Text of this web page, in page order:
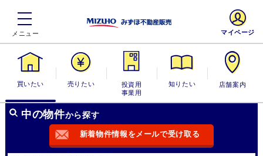
買いたい 売りたい
投資用・事業
用
知りたい 店舗案内
マイページ
中の物件から探す
新着物件情報をメールで受け取る